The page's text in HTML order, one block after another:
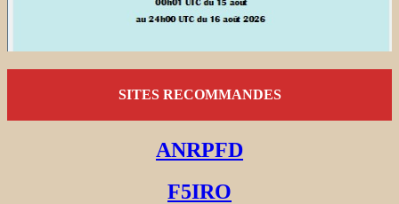
SITES RECOMMANDES
ANRPFD
F5IRO